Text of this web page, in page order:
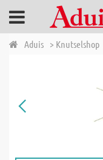
Aduis > Knutselshop